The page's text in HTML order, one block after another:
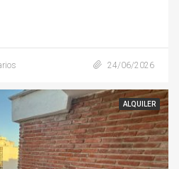
24/06/2026
ALQUILER